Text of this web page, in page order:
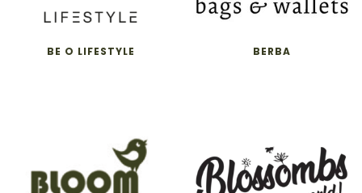
BE O LIFESTYLE BERBA